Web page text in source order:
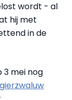
wordt - al
hij met
in de
3 mei nog